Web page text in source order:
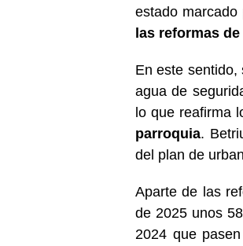
estado
las reformas
En este
agua de
lo que reafirma
parroquia.
del plan de
Aparte de las
de 2025 unos
2024 que